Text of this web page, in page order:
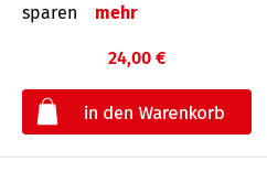
sparen
mehr
24,00 €